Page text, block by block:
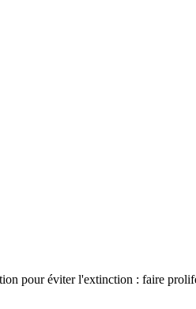
pour éviter l'extinction : faire